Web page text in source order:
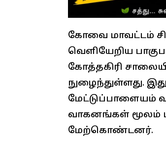
கோவை மாவட்டம்
வெளியேறிய
கோத்தகிரி
நுழைந்துள்ளது.
மேட்டுப்பாளையம்
வாகனங்கள் மூலம்
மேற்கொண்டனர்.